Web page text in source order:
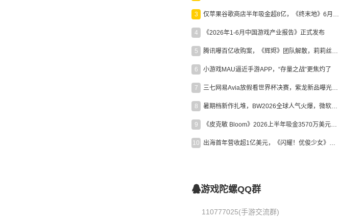
3 仅苹果谷歌商店半年吸金超8亿，《终末地》6月份收入显著回暖
4 《2026年1-6月中国游戏产业报告》正式发布
5 腾讯曝百亿收购案，《辉烬》团队解散，莉莉丝新作曝光｜陀螺周报
6 小游戏MAU逼近手游APP，“存量之战”更焦灼了
7 三七网易Avia放假看世界杯决赛，紫龙新品曝光，米哈游新作上线 | 陀螺周报
8 暑期档新作扎堆，BW2026全球人气火爆，微软XBOX大裁员|陀螺周报
9 《皮克敏 Bloom》2026上半年吸金3570万美元，中国台湾成最大市场
10 出海首年营收超1亿美元，《闪耀！优俊少女》美国市场占比达七成
游戏陀螺QQ群
110777025(手游交流群)